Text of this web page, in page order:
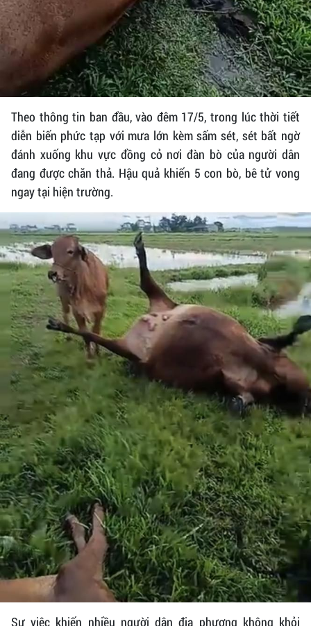
Theo thông tin ban đầu, vào đêm 17/5, trong lúc thời tiết
diễn biến phức tạp với mưa lớn kèm sấm sét, sét bất ngờ
đánh xuống khu vực đồng cỏ nơi đàn bò của người dân
đang được chăn thả. Hậu quả khiến 5 con bò, bê tử vong
ngay tại hiện trường.
Sự việc khiến nhiều người dân địa phương không khỏi